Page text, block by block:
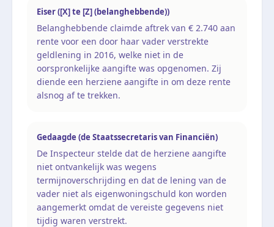
Eiser ([X] te [Z] (belanghebbende))
Belanghebbende claimde aftrek van € 2.740 aan
rente voor een door haar vader verstrekte
geldlening in 2016, welke niet in de
oorspronkelijke aangifte was opgenomen. Zij
diende een herziene aangifte in om deze rente
alsnog af te trekken.
Gedaagde (de Staatssecretaris van Financiën)
De Inspecteur stelde dat de herziene aangifte
niet ontvankelijk was wegens
termijnoverschrijding en dat de lening van de
vader niet als eigenwoningschuld kon worden
aangemerkt omdat de vereiste gegevens niet
tijdig waren verstrekt.